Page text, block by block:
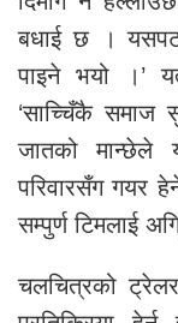
बधाई छ ।
पाइने भयो ।’
‘साच्चिँकै समाज
जातको
परिवारसँग गयर
सम्पुर्ण टिमलाई
चलचित्रको